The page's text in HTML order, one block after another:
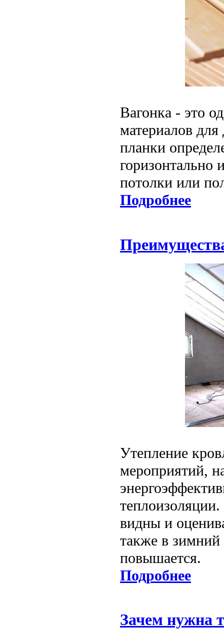
Вагонка - это
материалов
планки
горизонтально
потолки или
Подробнее
Утепление
мероприятий,
видны и
также в зимний
повышается.
Подробнее
Зачем нужна